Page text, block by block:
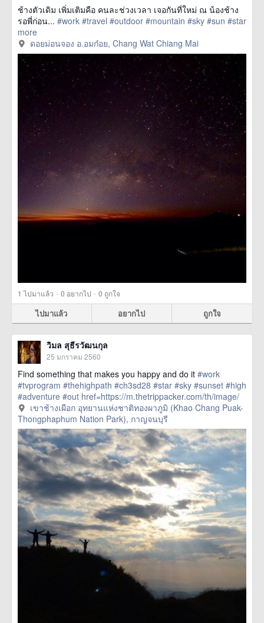
ช้างตัวเดิม เพิ่มเติมคือ คนละช่วงเวลา เจอกันที่ใหม่ ณ น้องช้าง
รอพี่ก่อน... #work #travel #outdoor #mountain #sky #sun #star
more
ดอยม่อนจอง อ.อมก๋อย, Chang Wat Chiang Mai
1 ไปมาแล้ว · 0 อยากไป · 0 ถูกใจ
ไปมาแล้ว อยากไป ถูกใจ
วิมล สุธีรวัฒนกุล
25 มกราคม 2560
Find something that makes you happy and do it #work
#tvprogram #thehighpath #ch3sd28 #star #sky #sunset #high
#adventure #out href=https://m.thetrippacker.com/th/image/
เขาช้างเผือกอุทยานแห่งชาติ
ทองผาภูมิKhaoChangPuakThongphaphumNationPark/203526
> more
เขาช้างเผือก อุทยานแห่งชาติทองผาภูมิ (Khao Chang Puak-
Thongphaphum Nation Park), กาญจนบุรี